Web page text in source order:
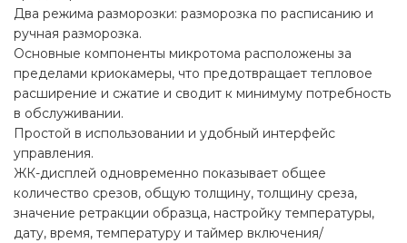
Два режима разморозки: разморозка по расписанию и
ручная разморозка.
Основные компоненты микротома расположены за
пределами криокамеры, что предотвращает тепловое
расширение и сжатие и сводит к минимуму потребность
в обслуживании.
Простой в использовании и удобный интерфейс
управления.
ЖК-дисплей одновременно показывает общее
количество срезов, общую толщину, толщину среза,
значение ретракции образца, настройку температуры,
дату, время, температуру и таймер включения/